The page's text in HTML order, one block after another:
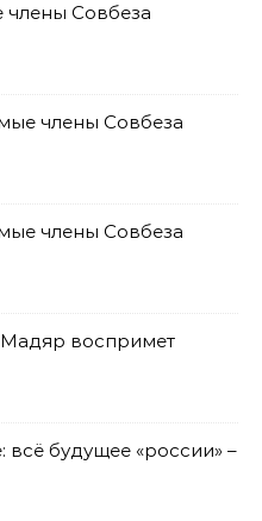
Совбеза
члены Совбеза
члены Совбеза
воспримет
всё будущее «россии» –